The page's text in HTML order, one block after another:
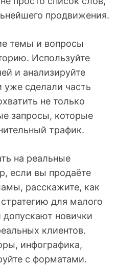
продвижения.
темы и вопросы
Используйте
и анализируйте
уже сделали часть
не только
запросы, которые
трафик.
на реальные
если вы продаёте
расскажите, как
для малого
новички
клиентов.
инфографика,
с форматами.